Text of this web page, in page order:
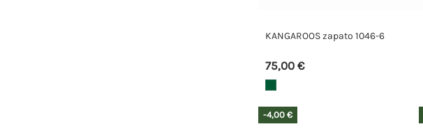
KANGAROOS zapato 1046-6
75,00 €
-4,00 €